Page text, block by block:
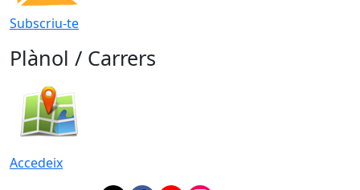
Subscriu-te
Plànol / Carrers
Accedeix